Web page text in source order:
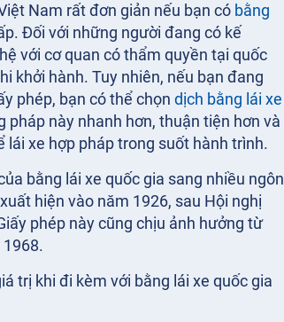
Nam rất đơn giản nếu bạn có bằng
Đối với những người đang có kế
với cơ quan có thẩm quyền tại quốc
khởi hành. Tuy nhiên, nếu bạn đang
phép, bạn có thể chọn dịch bằng lái xe
pháp này nhanh hơn, thuận tiện hơn và
lái xe hợp pháp trong suốt hành trình.
bằng lái xe quốc gia sang nhiều ngôn
hiện vào năm 1926, sau Hội nghị
phép này cũng chịu ảnh hưởng từ
trị khi đi kèm với bằng lái xe quốc gia